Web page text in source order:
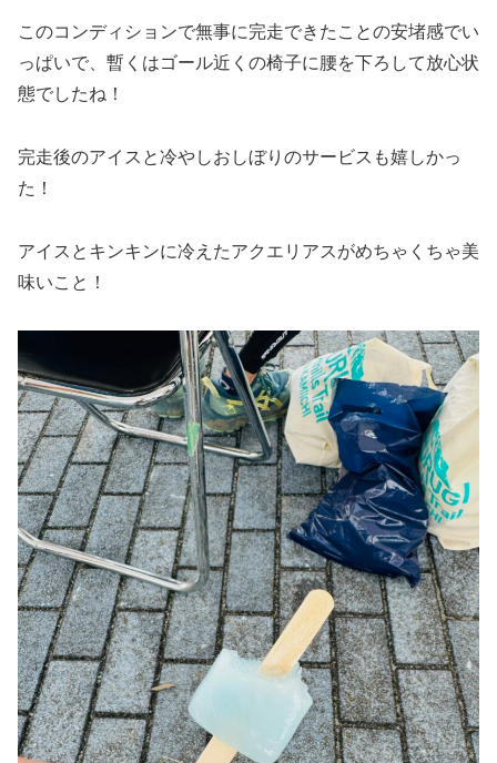
このコンディションで無事に完走できたことの安堵感でい
っぱいで、暫くはゴール近くの椅子に腰を下ろして放心状
態でしたね！
完走後のアイスと冷やしおしぼりのサービスも嬉しかっ
た！
アイスとキンキンに冷えたアクエリアスがめちゃくちゃ美
味いこと！